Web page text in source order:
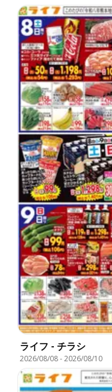
ライフ - チラシ
2026/08/08-2026/08/10